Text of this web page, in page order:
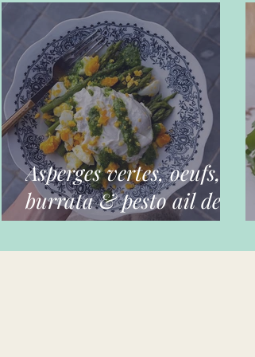
Asperges vertes, oeufs,
burrata & pesto ail des
ours